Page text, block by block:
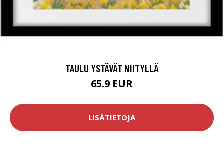
TAULU YSTÄVÄT NIITYLLÄ
65.9 EUR
LISÄTIETOJA